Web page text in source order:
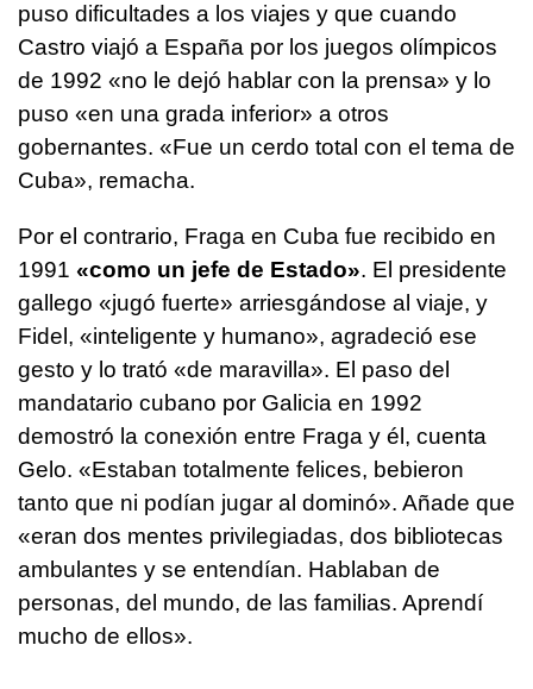
puso dificultades a los viajes y que cuando
Castro viajó a España por los juegos olímpicos
de 1992 «no le dejó hablar con la prensa» y lo
puso «en una grada inferior» a otros
gobernantes. «Fue un cerdo total con el tema de
Cuba», remacha.
Por el contrario, Fraga en Cuba fue recibido en
1991 «como un jefe de Estado». El presidente
gallego «jugó fuerte» arriesgándose al viaje, y
Fidel, «inteligente y humano», agradeció ese
gesto y lo trató «de maravilla». El paso del
mandatario cubano por Galicia en 1992
demostró la conexión entre Fraga y él, cuenta
Gelo. «Estaban totalmente felices, bebieron
tanto que ni podían jugar al dominó». Añade que
«eran dos mentes privilegiadas, dos bibliotecas
ambulantes y se entendían. Hablaban de
personas, del mundo, de las familias. Aprendí
mucho de ellos».